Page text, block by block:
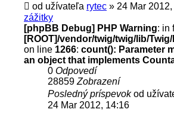
od užívateľa rytec » 24 Mar
zážitky
[phpBB Debug] PHP Warning: in
[ROOT]/vendor/twig/twig/lib/
on line 1266: count(): Parameter
an object that implements
0 Odpovedí
28859 Zobrazení
Posledný príspevokod
24 Mar 2012, 14:16